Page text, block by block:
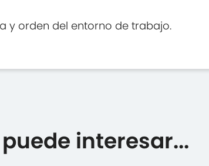
y orden del entorno de trabajo.
interesar...